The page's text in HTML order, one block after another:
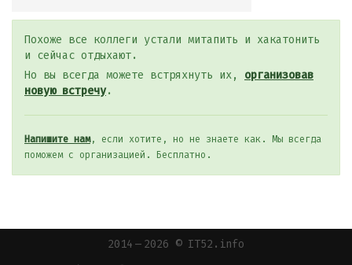
Похоже все коллеги устали митапить и хакатонить
и сейчас отдыхают.
Но вы всегда можете встряхнуть их, организовав
новую встречу.
Напишите нам, если хотите, но не знаете как. Мы всегда
поможем с организацией. Бесплатно.
2014 — 2026 © IT52.info